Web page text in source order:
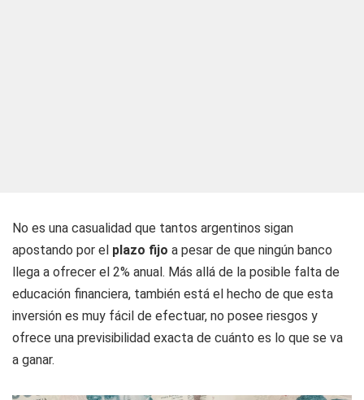
No es una casualidad que tantos argentinos sigan
apostando por el plazo fijo a pesar de que ningún banco
llega a ofrecer el 2% anual. Más allá de la posible falta de
educación financiera, también está el hecho de que esta
inversión es muy fácil de efectuar, no posee riesgos y
ofrece una previsibilidad exacta de cuánto es lo que se va
a ganar.